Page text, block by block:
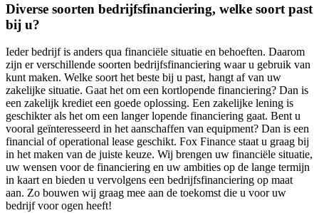
Diverse soorten bedrijfsfinanciering, welke soort past
bij u?
Ieder bedrijf is anders qua financiële situatie en behoeften. Daarom
zijn er verschillende soorten bedrijfsfinanciering waar u gebruik van
kunt maken. Welke soort het beste bij u past, hangt af van uw
zakelijke situatie. Gaat het om een kortlopende financiering? Dan is
een zakelijk krediet een goede oplossing. Een zakelijke lening is
geschikter als het om een langer lopende financiering gaat. Bent u
vooral geïnteresseerd in het aanschaffen van equipment? Dan is een
financial of operational lease geschikt. Fox Finance staat u graag bij
in het maken van de juiste keuze. Wij brengen uw financiële situatie,
uw wensen voor de financiering en uw ambities op de lange termijn
in kaart en bieden u vervolgens een bedrijfsfinanciering op maat
aan. Zo bouwen wij graag mee aan de toekomst die u voor uw
bedrijf voor ogen heeft!